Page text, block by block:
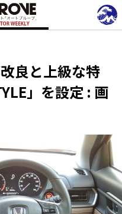
良と上級な特
」を設定 : 画